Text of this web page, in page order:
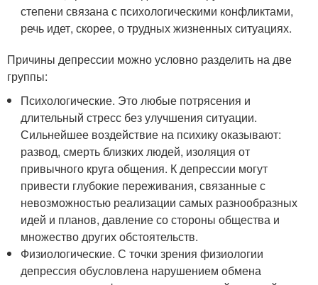
степени связана с психологическими конфликтами,
речь идет, скорее, о трудных жизненных ситуациях.
Причины депрессии можно условно разделить на две
группы:
Психологические. Это любые потрясения и
длительный стресс без улучшения ситуации.
Сильнейшее воздействие на психику оказывают:
развод, смерть близких людей, изоляция от
привычного круга общения. К депрессии могут
привести глубокие переживания, связанные с
невозможностью реализации самых разнообразных
идей и планов, давление со стороны общества и
множество других обстоятельств.
Физиологические. С точки зрения физиологии
депрессия обусловлена нарушением обмена